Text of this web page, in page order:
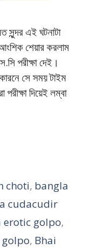
এই ঘটনাটা
শেয়ার করলাম
পরীক্ষা দেই।
সে সময় টাইম
দিয়েই লম্বা
choti, bangla
cudacudir
erotic golpo,
, Bhai